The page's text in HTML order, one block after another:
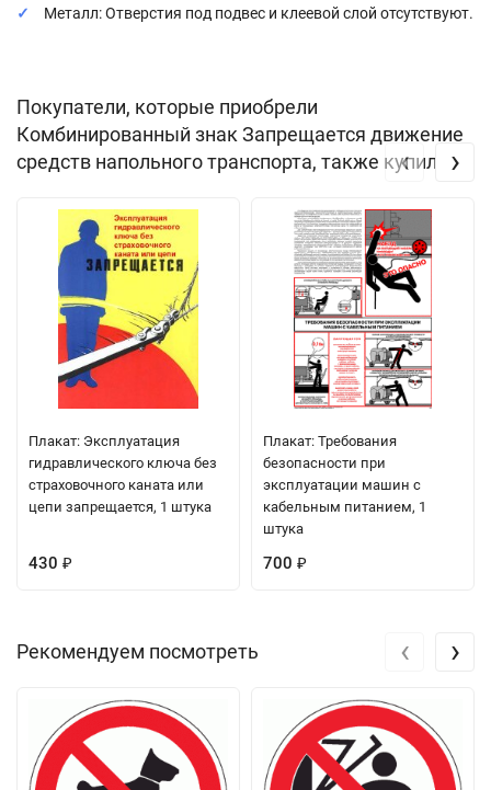
Металл: Отверстия под подвес и клеевой слой отсутствуют.
Покупатели, которые приобрели
Комбинированный знак Запрещается движение
средств напольного транспорта, также купили
Плакат: Эксплуатация
гидравлического ключа без
страховочного каната или
цепи запрещается, 1 штука
430 ₽
Плакат: Требования
безопасности при
эксплуатации машин с
кабельным питанием, 1
штука
700 ₽
‹ ›
Рекомендуем посмотреть ‹ ›